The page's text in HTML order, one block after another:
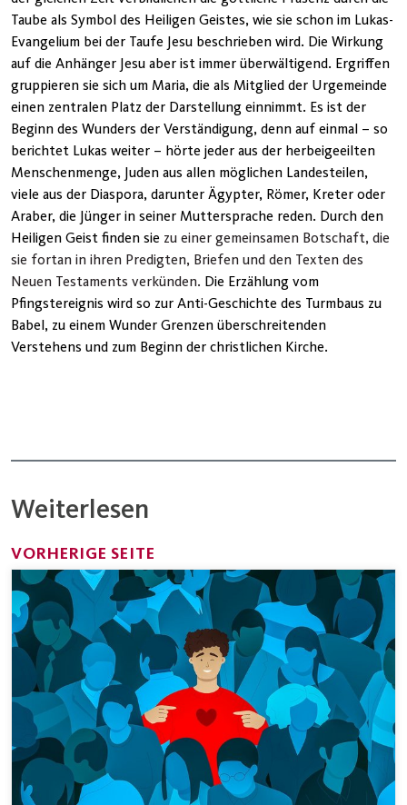
Taube als Symbol des Heiligen Geistes, wie sie schon im Lukas-
Evangelium bei der Taufe Jesu beschrieben wird. Die Wirkung
auf die Anhänger Jesu aber ist immer überwältigend. Ergriffen
gruppieren sie sich um Maria, die als Mitglied der Urgemeinde
einen zentralen Platz der Darstellung einnimmt. Es ist der
Beginn des Wunders der Verständigung, denn auf einmal – so
berichtet Lukas weiter – hörte jeder aus der herbeigeeilten
Menschenmenge, Juden aus allen möglichen Landesteilen,
viele aus der Diaspora, darunter Ägypter, Römer, Kreter oder
Araber, die Jünger in seiner Muttersprache reden. Durch den
Heiligen Geist finden sie zu einer gemeinsamen Botschaft, die
sie fortan in ihren Predigten, Briefen und den Texten des
Neuen Testaments verkünden. Die Erzählung vom
Pfingstereignis wird so zur Anti-Geschichte des Turmbaus zu
Babel, zu einem Wunder Grenzen überschreitenden
Verstehens und zum Beginn der christlichen Kirche.
Weiterlesen
VORHERIGE SEITE